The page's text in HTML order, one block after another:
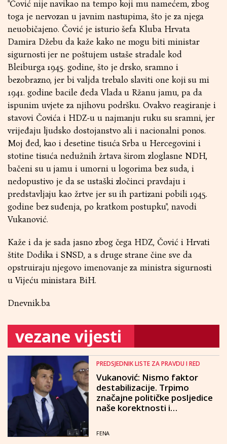
"Čović nije navikao na tempo koji mu namećem, zbog
toga je nervozan u javnim nastupima, što je za njega
neuobičajeno. Čović je isturio šefa Kluba Hrvata
Damira Džebu da kaže kako ne mogu biti ministar
sigurnosti jer ne poštujem ustaše stradale kod
Bleiburga 1945. godine, što je drsko, sramno i
bezobrazno, jer bi valjda trebalo slaviti one koji su mi
1941. godine bacile đeda Vlada u Ržanu jamu, pa da
ispunim uvjete za njihovu podršku. Ovakvo reagiranje i
stavovi Čovića i HDZ-u u najmanju ruku su sramni, jer
vrijeđaju ljudsko dostojanstvo ali i nacionalni ponos.
Moj đed, kao i desetine tisuća Srba u Hercegovini i
stotine tisuća nedužnih žrtava širom zloglasne NDH,
bačeni su u jamu i umorni u logorima bez suda, i
nedopustivo je da se ustaški zločinci pravdaju i
predstavljaju kao žrtve jer su ih partizani pobili 1945.
godine bez suđenja, po kratkom postupku", navodi
Vukanović.
Kaže i da je sada jasno zbog čega HDZ, Čović i Hrvati
štite Dodika i SNSD, a s druge strane čine sve da
opstruiraju njegovo imenovanje za ministra sigurnosti
u Vijeću ministara BiH.
Dnevnik.ba
vezane vijesti
PREDSJEDNIK LISTE ZA PRAVDU I RED
Vukanović: Nismo faktor
destabilizacije. Trpimo
značajne političke posljedice
naše korektnosti i
FENA